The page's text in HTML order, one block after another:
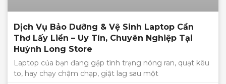
Dịch Vụ Bảo Dưỡng & Vệ Sinh Laptop Cần
Thơ Lấy Liền – Uy Tín, Chuyên Nghiệp Tại
Huỳnh Long Store
Laptop của bạn đang gặp tình trạng nóng ran, quạt kêu
to, hay chạy chậm chạp, giật lag sau một